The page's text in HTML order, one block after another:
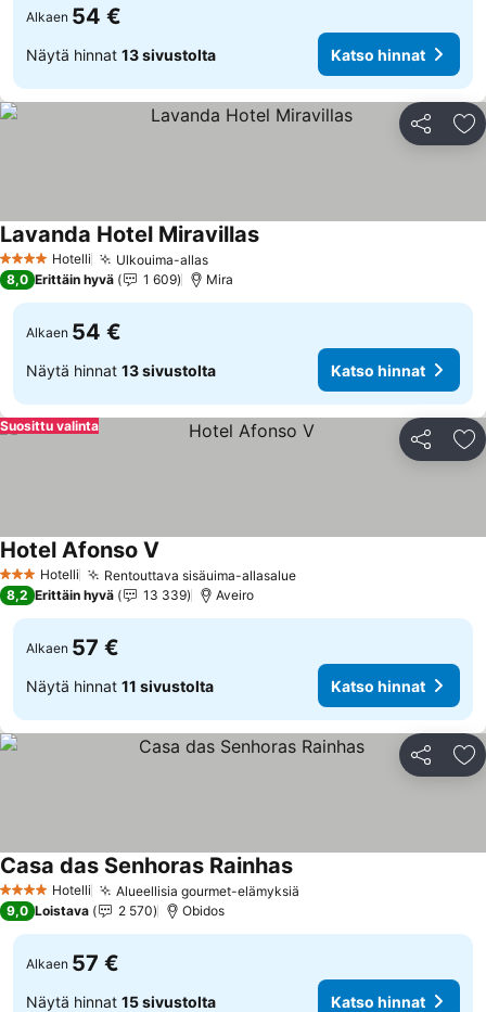
Alkaen 54 €
Näytä hinnat 13 sivustolta Katso hinnat
Jaa
4 Tähtiluokitus
Hotelli Ulkouima-allas
Lavanda Hotel Miravillas
8,0 Erittäin hyvä 1 609 Mira
Alkaen 54 €
Näytä hinnat 13 sivustolta Katso hinnat
Jaa
Suosittu valinta
3 Tähtiluokitus
Hotelli Rentouttava sisäuima-allasalue
Hotel Afonso V
8,2 Erittäin hyvä 13 339 Aveiro
Alkaen 57 €
Näytä hinnat 11 sivustolta Katso hinnat
Jaa
4 Tähtiluokitus
Hotelli Alueellisia gourmet-elämyksiä
Casa das Senhoras Rainhas
9,0 Loistava 2 570 Obidos
Alkaen 57 €
Näytä hinnat 15 sivustolta Katso hinnat